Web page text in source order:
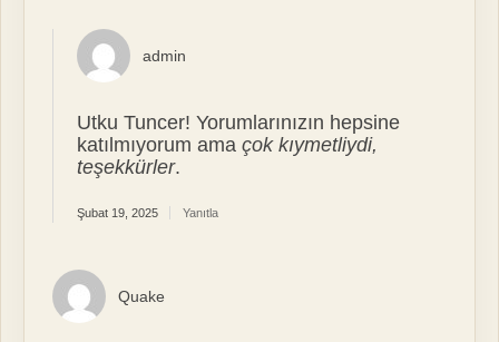
admin
Utku Tuncer! Yorumlarınızın hepsine
katılmıyorum amaçok kıymetliydi,
teşekkürler.
Şubat 19, 2025 Yanıtla
Quake